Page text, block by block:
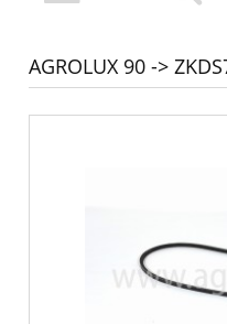
AGROLUX 90 ->